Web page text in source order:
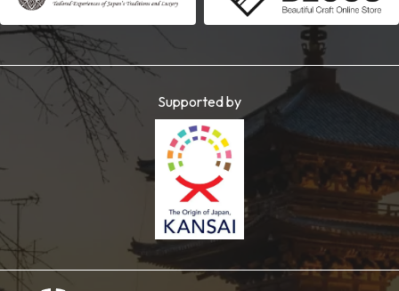
Supported by